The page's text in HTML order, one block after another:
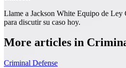
Llame a Jackson White Equipo de Ley
para discutir su caso hoy.
More articles in
Criminal Defense